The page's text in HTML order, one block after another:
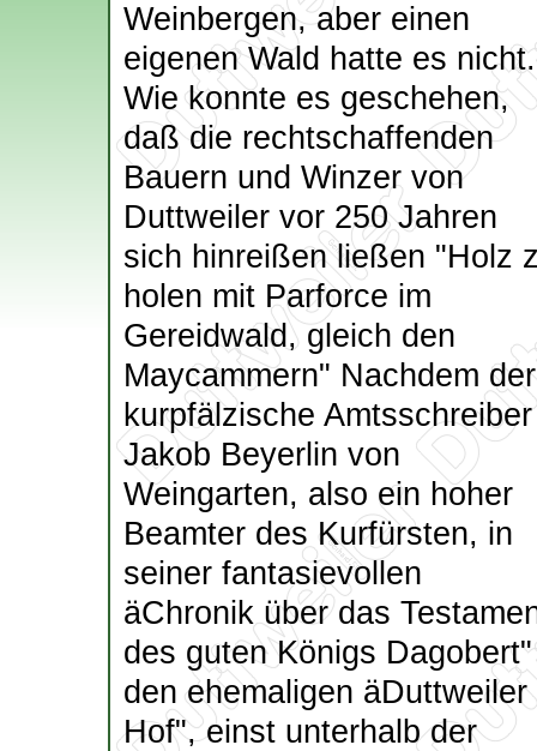
Weinbergen, aber einen
eigenen Wald hatte es nicht.
Wie konnte es geschehen,
daß die rechtschaffenden
Bauern und Winzer von
Duttweiler vor 250 Jahren
sich hinreißen ließen "Holz
holen mit Parforce im
Gereidwald, gleich den
Maycammern" Nachdem der
kurpfälzische Amtsschreiber
Jakob Beyerlin von
Weingarten, also ein hoher
Beamter des Kurfürsten, in
seiner fantasievollen
äChronik über das
des guten Königs Dagobert"
den ehemaligen äDuttweiler
Hof", einst unterhalb der